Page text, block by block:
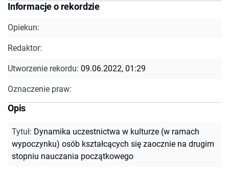
Informacje o rekordzie
Opiekun:
Redaktor:
Utworzenie rekordu: 09.06.2022, 01:29
Oznaczenie praw:
Opis
Tytuł: Dynamika uczestnictwa w kulturze (w ramach
wypoczynku) osób kształcących się zaocznie na drugim
stopniu nauczania początkowego